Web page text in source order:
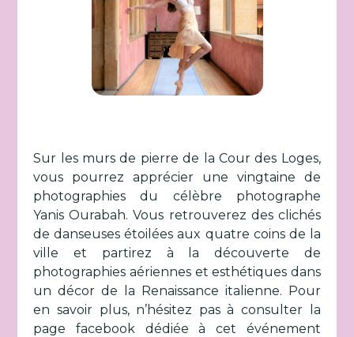
Sur les murs de pierre de la Cour des Loges,
vous pourrez apprécier une vingtaine de
photographies du célèbre photographe
Yanis Ourabah. Vous retrouverez des clichés
de danseuses étoilées aux quatre coins de la
ville et partirez à la découverte de
photographies aériennes et esthétiques dans
un décor de la Renaissance italienne. Pour
en savoir plus, n’hésitez pas à consulter la
page facebook dédiée à cet événement